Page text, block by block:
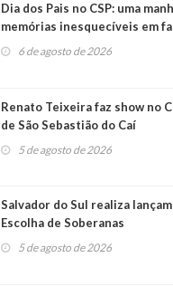
Dia dos Pais no CSP: uma
memórias inesquecíveis em
6 de agosto de 2026
Renato Teixeira faz show no
de São Sebastião do Caí
5 de agosto de 2026
Salvador do Sul realiza
Escolha de Soberanas
5 de agosto de 2026